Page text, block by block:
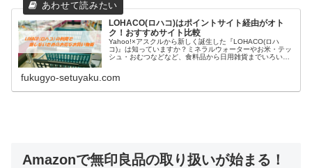
LOHACO(ロハコ)はポイントサイト経由がオト
ク！おすすめサイト比較
Yahoo!×アスクルから新しく誕生した『LOHACO(ロハ
コ)』は知っていますか？ミネラルウォーターやお米・テッ
シュ・おむつなどなど、食料品から日用雑貨までいろいろ
fukugyo-setuyaku.com
Amazonで無印良品の取り扱いが始まる！